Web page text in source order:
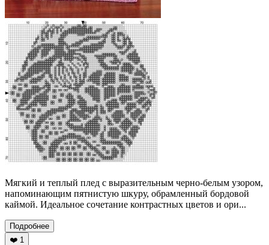
Мягкий и теплый плед с выразительным черно-белым узором,
напоминающим пятнистую шкуру, обрамленный бордовой
каймой. Идеальное сочетание контрастных цветов и ори...
Подробнее
❤️ 1